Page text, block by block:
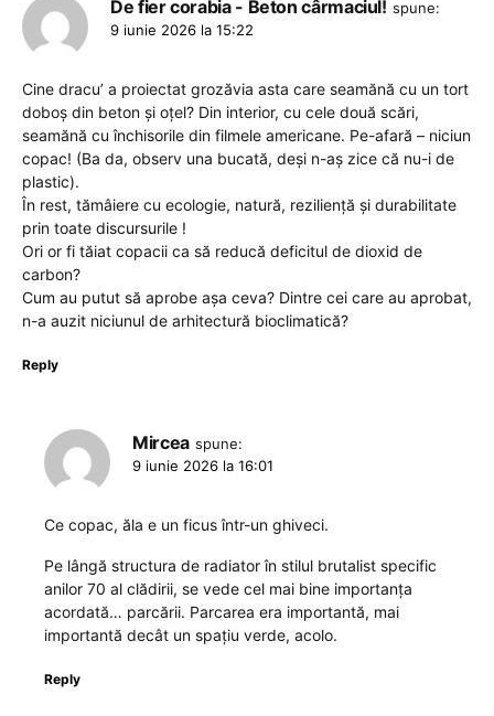
De fier corabia - Beton cârmaciul! spune:
9 iunie 2026 la 15:22
Cine dracu’ a proiectat grozăvia asta care seamănă cu un tort
doboș din beton și oțel? Din interior, cu cele două scări,
seamănă cu închisorile din filmele americane. Pe-afară – niciun
copac! (Ba da, observ una bucată, deși n-aș zice că nu-i de
plastic).
În rest, tămâiere cu ecologie, natură, reziliență și durabilitate
prin toate discursurile !
Ori or fi tăiat copacii ca să reducă deficitul de dioxid de
carbon?
Cum au putut să aprobe așa ceva? Dintre cei care au aprobat,
n-a auzit niciunul de arhitectură bioclimatică?
Reply
Mircea spune:
9 iunie 2026 la 16:01
Ce copac, ăla e un ficus într-un ghiveci.
Pe lângă structura de radiator în stilul brutalist specific
anilor 70 al clădirii, se vede cel mai bine importanța
acordată… parcării. Parcarea era importantă, mai
importantă decât un spațiu verde, acolo.
Reply